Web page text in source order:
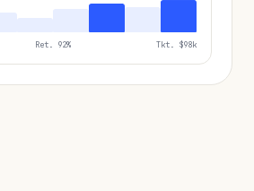
Ret. 92% Tkt. $98k